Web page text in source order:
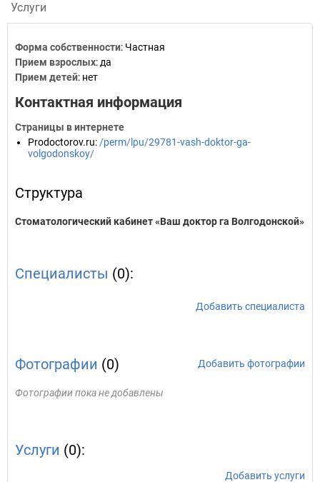
Услуги
Форма собственности: Частная
Прием взрослых: да
Прием детей: нет
Контактная информация
Страницы в интернете
Prodoctorov.ru: /perm/lpu/29781-vash-doktor-ga-
volgodonskoy/
Структура
Стоматологический кабинет «Ваш доктор га Волгодонской»
Специалисты (0):
Добавить специалиста
Фотографии (0) Добавить фотографии
Фотографии пока не добавлены
Услуги (0):
Добавить услуги